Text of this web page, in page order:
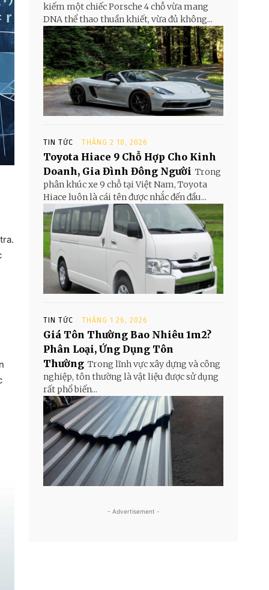
kiếm một chiếc Porsche 4 chỗ vừa mang
DNA thể thao thuần khiết, vừa đủ không...
TIN TỨC THÁNG 2 10, 2026
Toyota Hiace 9 Chỗ Hợp Cho Kinh
Doanh, Gia Đình Đông Người Trong
phân khúc xe 9 chỗ tại Việt Nam, Toyota
Hiace luôn là cái tên được nhắc đến đầu...
TIN TỨC THÁNG 1 26, 2026
Giá Tôn Thường Bao Nhiêu 1m2?
Phân Loại, Ứng Dụng Tôn
Thường Trong lĩnh vực xây dựng và công
nghiệp, tôn thường là vật liệu được sử dụng
rất phổ biến...
- Advertisement -